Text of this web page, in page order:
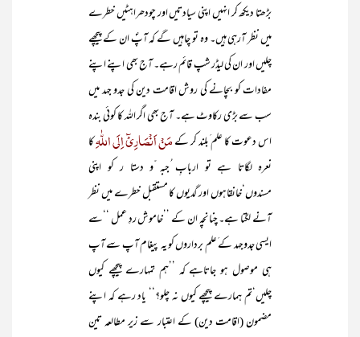
بڑھتا دیکھ کر انہیں اپنی سیادتیں اور چودھراہٹیں خطرے
میں نظر آرہی ہیں۔ وہ تو چاہیں گے کہ آپؐ ان کے پیچھے
چلیں اور ان کی لیڈر شپ قائم رہے۔ آج بھی اپنے اپنے
مفادات کو بچانے کی روش اقامت دین کی جدو جہد میں
سب سے بڑی رکاوٹ ہے۔ آج بھی اگر اللہ کا کوئی بندہ
اس دعوت کا علم َبلند کر کےمَنْ اَنْصَارِیْٓ اِلَی اللّٰہِکا
نعرہ لگاتا ہے تو اربابِ ُجبہ ّو دستا ر کو اپنی
مسندوں‘خانقاہوں اور گدیوں کا مستقبل خطرے میں نظر
آنے لگتا ہے۔ چنانچہ ان کے ’’خاموش ردِ عمل ‘‘سے
ایسی جدوجہد کے َعلم برداروں کو یہ پیغام آپ سے آپ
ہی موصول ہو جاتاہے کہ ’’ہم تمہارے پیچھے کیوں
چلیں‘تم ہمارے پیچھے کیوں نہ چلو؟‘‘ یاد رہے کہ اپنے
مضمون (اقامت دین) کے اعتبار سے زیر مطالعہ تین